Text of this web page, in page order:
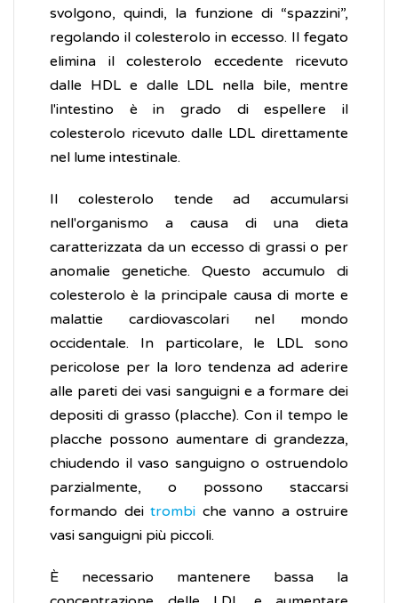
svolgono, quindi, la funzione di “spazzini”,
regolando il colesterolo in eccesso. Il fegato
elimina il colesterolo eccedente ricevuto
dalle HDL e dalle LDL nella bile, mentre
l'intestino è in grado di espellere il
colesterolo ricevuto dalle LDL direttamente
nel lume intestinale.
Il colesterolo tende ad accumularsi
nell'organismo a causa di una dieta
caratterizzata da un eccesso di grassi o per
anomalie genetiche. Questo accumulo di
colesterolo è la principale causa di morte e
malattie cardiovascolari nel mondo
occidentale. In particolare, le LDL sono
pericolose per la loro tendenza ad aderire
alle pareti dei vasi sanguigni e a formare dei
depositi di grasso (placche). Con il tempo le
placche possono aumentare di grandezza,
chiudendo il vaso sanguigno o ostruendolo
parzialmente, o possono staccarsi
formando dei trombi che vanno a ostruire
vasi sanguigni più piccoli.
È necessario mantenere bassa la